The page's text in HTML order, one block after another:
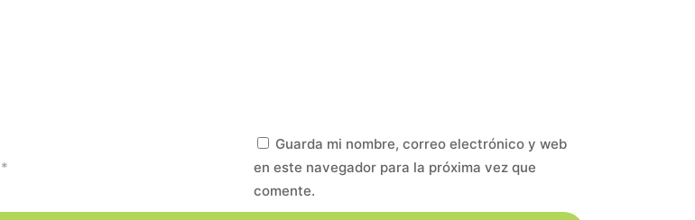
*
Guarda mi nombre, correo electrónico y web
en este navegador para la próxima vez que
comente.